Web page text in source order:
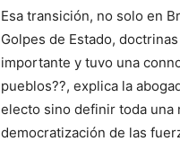
Esa transición, no solo en
Golpes de Estado,
importante y tuvo una
pueblos??, explica la
electo sino definir toda una
democratización de las